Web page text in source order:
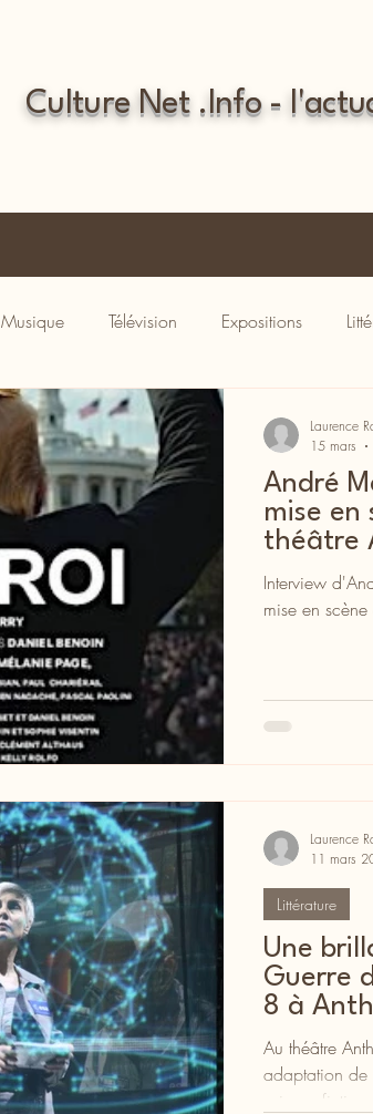
Culture Net .Info -
Musique Télévision Expositions
André
mise en
théâtre
Interview
mise en
Laurence
15 mars
Une
Guerre
8 à
Au théâtre
adaptation de
science-
Littérature
Laurence
11 mars